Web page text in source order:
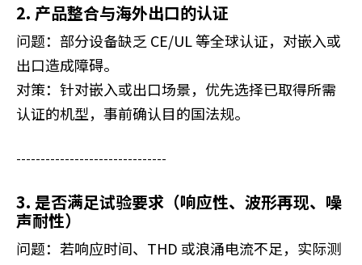
2. 产品整合与海外出口的认证
问题：部分设备缺乏 CE/UL 等全球认证，对嵌入或
出口造成障碍。
对策：针对嵌入或出口场景，优先选择已取得所需
认证的机型，事前确认目的国法规。
-------------------------------
3. 是否满足试验要求（响应性、波形再现、噪
声耐性）
问题：若响应时间、THD 或浪涌电流不足，实际测